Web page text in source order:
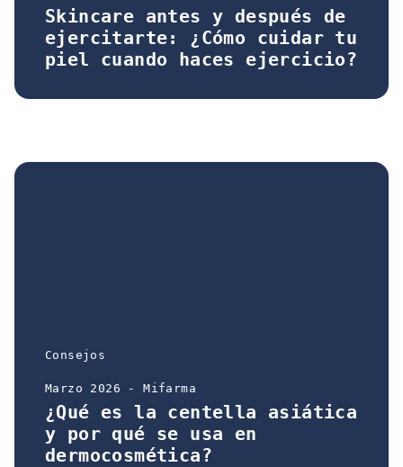
Skincare antes y después de
ejercitarte: ¿Cómo cuidar tu
piel cuando haces ejercicio?
Consejos
Marzo 2026 - Mifarma
¿Qué es la centella asiática
y por qué se usa en
dermocosmética?